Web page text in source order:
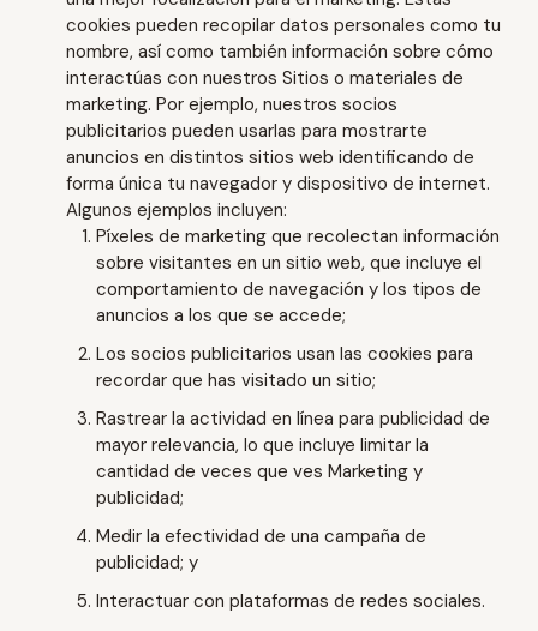
cookies pueden recopilar datos personales como tu
nombre, así como también información sobre cómo
interactúas con nuestros Sitios o materiales de
marketing. Por ejemplo, nuestros socios
publicitarios pueden usarlas para mostrarte
anuncios en distintos sitios web identificando de
forma única tu navegador y dispositivo de internet.
Algunos ejemplos incluyen:
Píxeles de marketing que recolectan información
sobre visitantes en un sitio web, que incluye el
comportamiento de navegación y los tipos de
anuncios a los que se accede;
Los socios publicitarios usan las cookies para
recordar que has visitado un sitio;
Rastrear la actividad en línea para publicidad de
mayor relevancia, lo que incluye limitar la
cantidad de veces que ves Marketing y
publicidad;
Medir la efectividad de una campaña de
publicidad; y
Interactuar con plataformas de redes sociales.